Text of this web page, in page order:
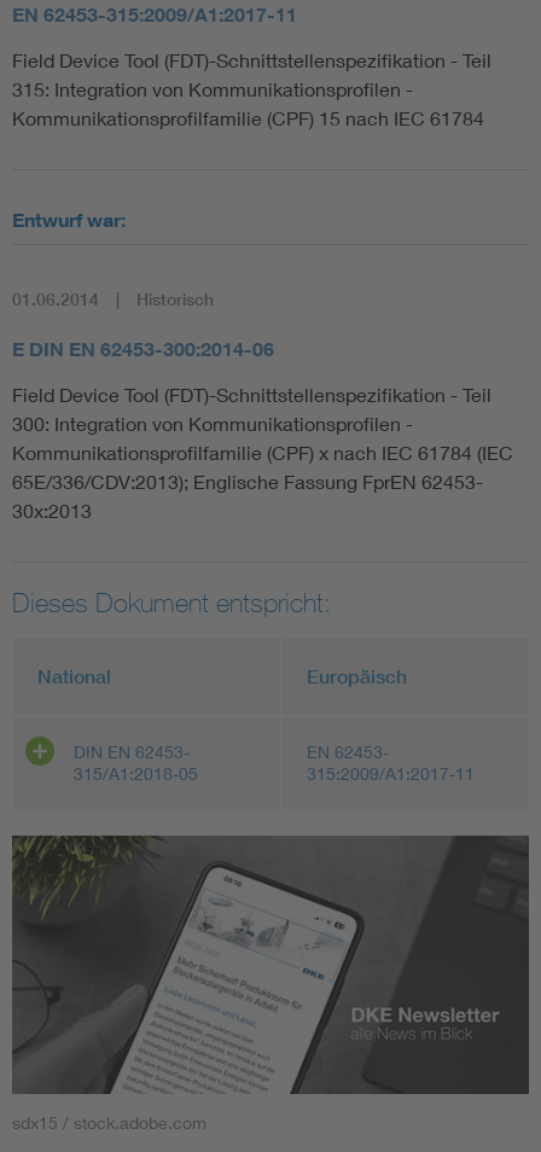
EN 62453-315:2009/A1:2017-11
Field Device Tool (FDT)-Schnittstellenspezifikation - Teil
315: Integration von Kommunikationsprofilen -
Kommunikationsprofilfamilie (CPF) 15 nach IEC 61784
Entwurf war:
01.06.2014 Historisch
E DIN EN 62453-300:2014-06
Field Device Tool (FDT)-Schnittstellenspezifikation - Teil
300: Integration von Kommunikationsprofilen -
Kommunikationsprofilfamilie (CPF) x nach IEC 61784 (IEC
65E/336/CDV:2013); Englische Fassung FprEN 62453-
30x:2013
Dieses Dokument entspricht:
National Europäisch
DIN EN 62453-
315/A1:2018-05
EN 62453-
315:2009/A1:2017-11
sdx15 / stock.adobe.com